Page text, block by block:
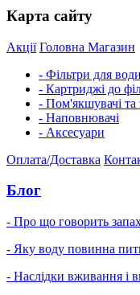
Карта сайту
Акції Головна Магазин
- Фільтри для води
- Картриджі до
- Пом'якшувачі та
- Наповнювачі
- Аксесуари
Оплата/Доставка
Блог
- Про що говорить
- Яку воду повинна
- Наслідки вживання і